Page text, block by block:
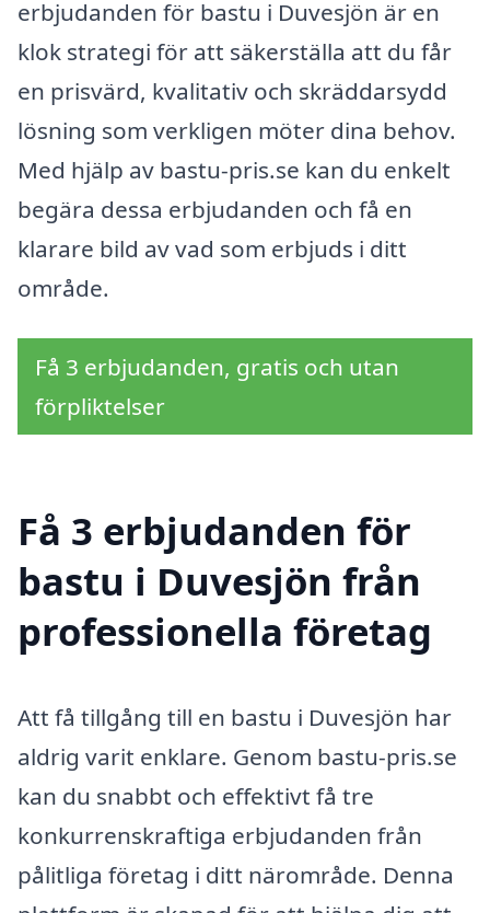
erbjudanden för bastu i Duvesjön är en
klok strategi för att säkerställa att du får
en prisvärd, kvalitativ och skräddarsydd
lösning som verkligen möter dina behov.
Med hjälp av bastu-pris.se kan du enkelt
begära dessa erbjudanden och få en
klarare bild av vad som erbjuds i ditt
område.
Få 3 erbjudanden, gratis och utan
förpliktelser
Få 3 erbjudanden för
bastu i Duvesjön från
professionella företag
Att få tillgång till en bastu i Duvesjön har
aldrig varit enklare. Genom bastu-pris.se
kan du snabbt och effektivt få tre
konkurrenskraftiga erbjudanden från
pålitliga företag i ditt närområde. Denna